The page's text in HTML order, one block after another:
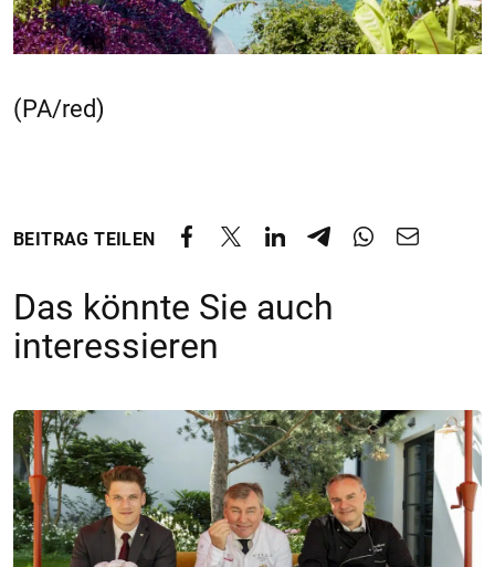
(PA/red)
BEITRAG TEILEN
Das könnte Sie auch
interessieren